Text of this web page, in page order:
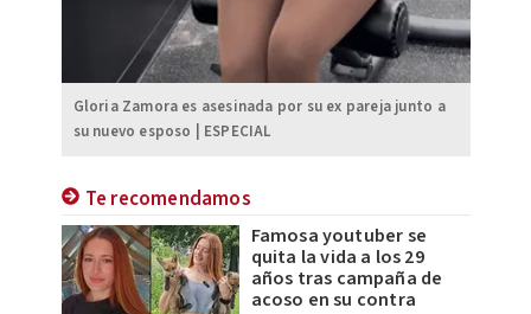
Gloria Zamora es asesinada por su ex pareja junto a
su nuevo esposo | ESPECIAL
Te recomendamos
Famosa youtuber se
quita la vida a los 29
años tras campaña de
acoso en su contra